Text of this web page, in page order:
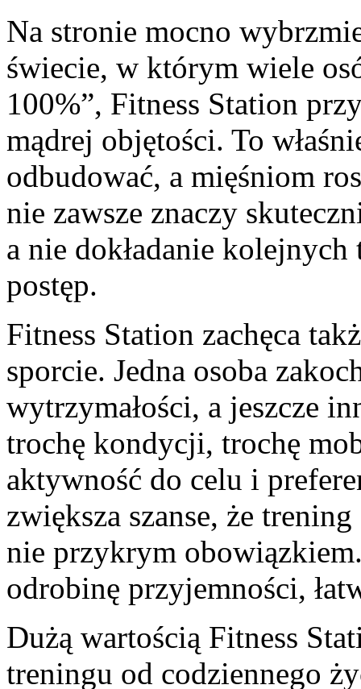
Na stronie mocno
świecie, w którym wiele
100%”, Fitness Station
mądrej objętości. To
odbudować, a mięśniom
nie zawsze znaczy
a nie dokładanie
postęp.
Fitness Station zachęca
sporcie. Jedna osoba
wytrzymałości, a jeszcze
trochę kondycji, trochę
aktywność do celu i
zwiększa szanse, że
nie przykrym
odrobinę przyjemności,
Dużą wartością Fitness
treningu od codziennego